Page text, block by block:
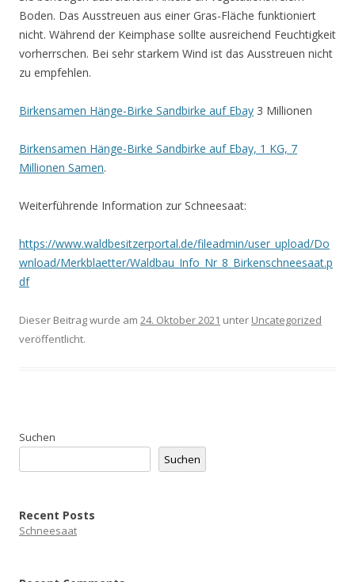
Boden. Das Ausstreuen aus einer Gras-Fläche funktioniert
nicht. Während der Keimphase sollte ausreichend Feuchtigkeit
vorherrschen. Bei sehr starkem Wind ist das Ausstreuen nicht
zu empfehlen.
Birkensamen Hänge-Birke Sandbirke auf Ebay 3 Millionen
Birkensamen Hänge-Birke Sandbirke auf Ebay, 1 KG, 7
Millionen Samen.
Weiterführende Information zur Schneesaat:
https://www.waldbesitzerportal.de/fileadmin/user_upload/Do
wnload/Merkblaetter/Waldbau_Info_Nr_8_Birkenschneesaat.p
df
Dieser Beitrag wurde am 24. Oktober 2021 unter Uncategorized
veröffentlicht.
Suchen
Suchen
Recent Posts
Schneesaat